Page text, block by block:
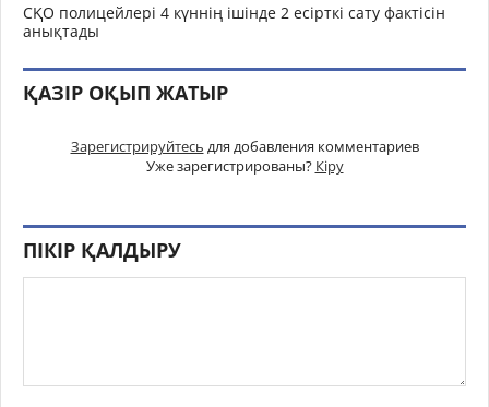
СҚО полицейлері 4 күннің ішінде 2 есірткі сату фактісін
анықтады
ҚАЗІР ОҚЫП ЖАТЫР
Зарегистрируйтесь для добавления комментариев
Уже зарегистрированы? Кіру
ПІКІР ҚАЛДЫРУ